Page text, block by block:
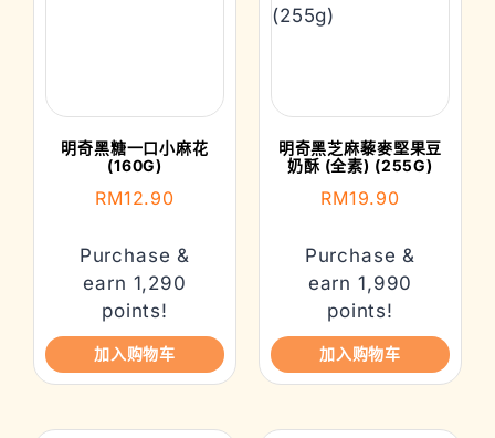
明奇黑糖一口小麻花
(160G)
RM12.90
Purchase &
earn 1,290
points!
加入购物车
明奇黑芝麻藜麥堅果豆
奶酥 (全素) (255G)
RM19.90
Purchase &
earn 1,990
points!
加入购物车